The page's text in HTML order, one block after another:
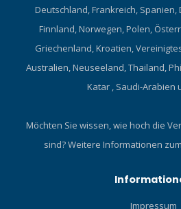
Deutschland, Frankreich, Spanien,
Finnland, Norwegen, Polen,
Griechenland, Kroatien,
Australien, Neuseeland, Thailand,
Katar , Saudi-Arabien
Möchten Sie wissen, wie hoch die
sind?Weitere Informationen
Impressum